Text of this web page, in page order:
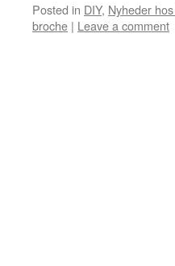
Posted in DIY, Nyheder
broche | Leave a comment